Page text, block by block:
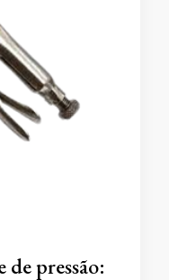
de pressão: